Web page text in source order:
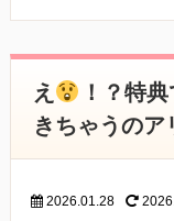
え
！？特
きちゃうのア
2026.01.28